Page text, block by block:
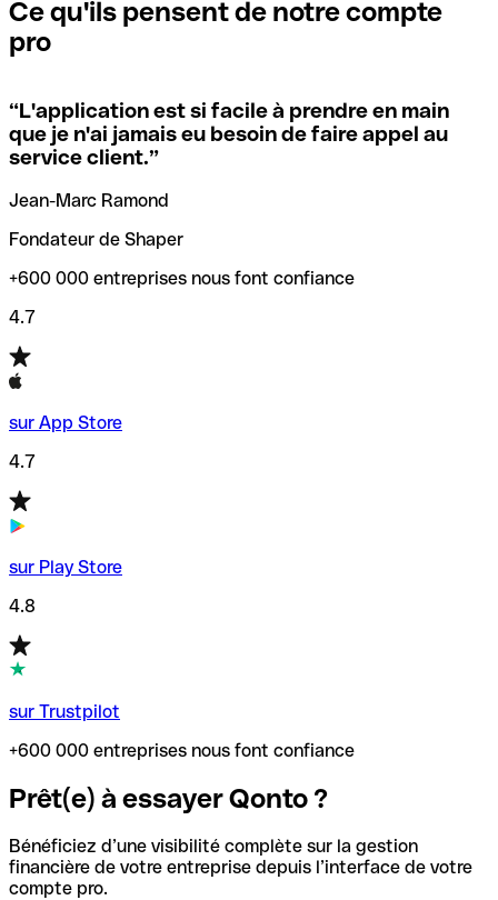
signifie que vous avez le code de l'une des succursales
locales.
Si vous n'êtes pas sûr du code SWIFT que vous devriez
utiliser, nous avons développé un outil de recherche de
codes SWIFT par nom de banque.
vérification/recherche de codes SWIFT. Ainsi, vous pouvez
trouver et vérifier vos codes SWIFT avant de réaliser vos
transferts d’argent.
Ce qu'ils pensent de notre compte
pro
“L'application est si facile à prendre en main
que je n'ai jamais eu besoin de faire appel au
service client.”
Jean-Marc Ramond
Fondateur de Shaper
+600 000 entreprises nous font confiance
4.7
sur App Store
4.7
sur Play Store
4.8
sur Trustpilot
+600 000 entreprises nous font confiance
Prêt(e) à essayer Qonto ?
Bénéficiez d’une visibilité complète sur la gestion
financière de votre entreprise depuis l’interface de votre
compte pro.